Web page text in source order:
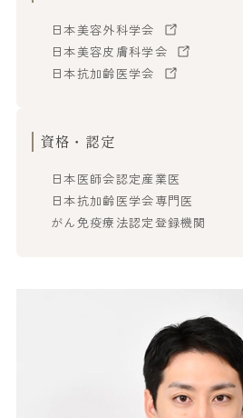
日本美容外科学会
日本美容皮膚科学会
日本抗加齢医学会
資格・認定
日本医師会認定産業医
日本抗加齢医学会専門医
がん免疫療法認定登録機関